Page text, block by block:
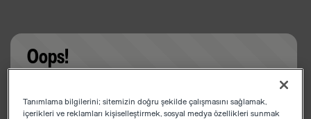
Oops!
app
Tanımlama bilgilerini; sitemizin doğru şekilde çalışmasını sağlamak,
içerikleri ve reklamları kişiselleştirmek, sosyal medya özellikleri sunmak